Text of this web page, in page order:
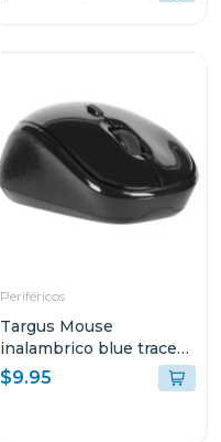
Periféricos
Targus Mouse
inalambrico blue trace
optico color negro
$9.95